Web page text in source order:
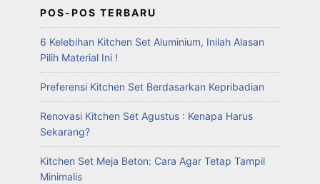
POS-POS TERBARU
6 Kelebihan Kitchen Set Aluminium, Inilah Alasan
Pilih Material Ini !
Preferensi Kitchen Set Berdasarkan Kepribadian
Renovasi Kitchen Set Agustus : Kenapa Harus
Sekarang?
Kitchen Set Meja Beton: Cara Agar Tetap Tampil
Minimalis